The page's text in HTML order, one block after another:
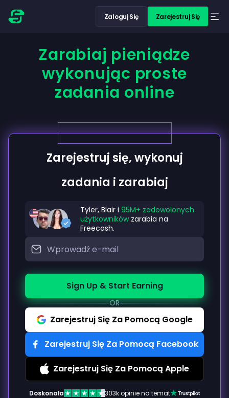
Zaloguj Się Zarejestruj Się
Zarabiaj pieniądze
wykonując proste
zadania online
Zarejestruj się, wykonuj
zadania i zarabiaj
Tyler, Blair i 95M+ zadowolonych
użytkownikówzarabia na
Freecash.
Sign Up & Start Earning
OR
Zarejestruj Się Za Pomocą Google
Zarejestruj Się Za Pomocą Facebook
Zarejestruj Się Za Pomocą Apple
Doskonała 303k opinie na temat